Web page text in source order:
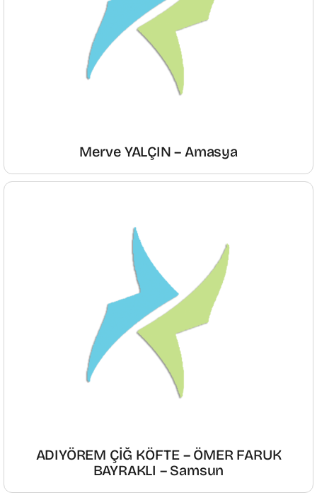
Merve YALÇIN – Amasya
ADIYÖREM ÇİĞ KÖFTE – ÖMER FARUK
BAYRAKLI – Samsun